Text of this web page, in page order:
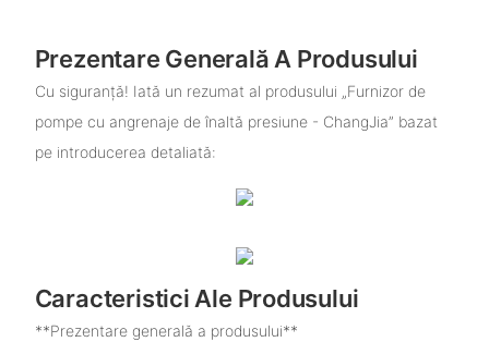
Prezentare Generală A Produsului
Cu siguranță! Iată un rezumat al produsului „Furnizor de
pompe cu angrenaje de înaltă presiune - ChangJia” bazat
pe introducerea detaliată:
Caracteristici Ale Produsului
**Prezentare generală a produsului**